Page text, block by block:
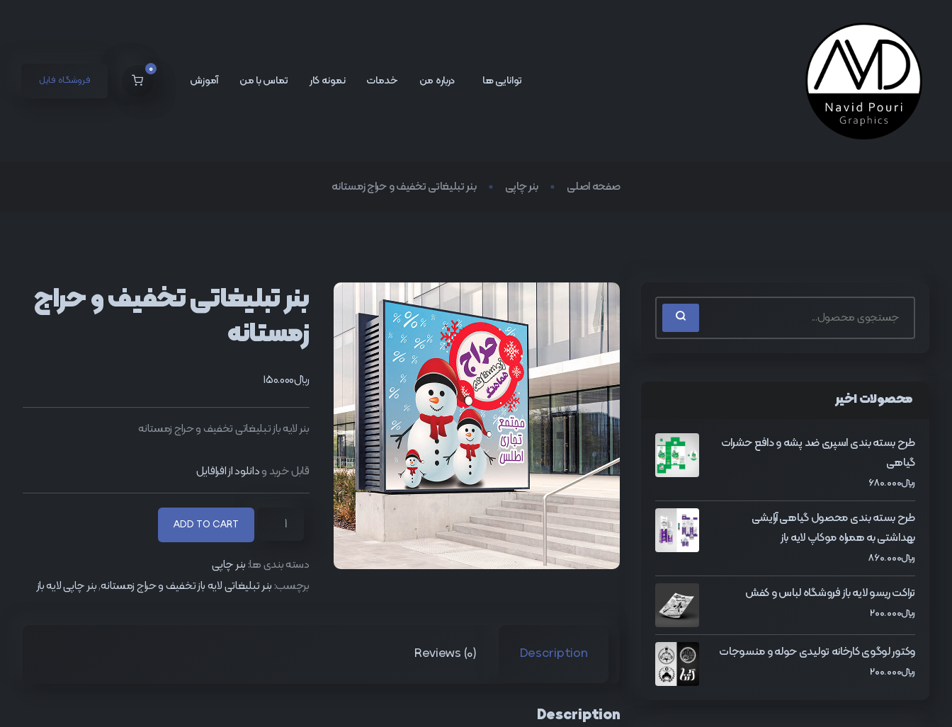
توانایی ها درباره من خدمات نمونه کار تماس با من آموزش
0
فروشگاه فایل
صفحه اصلی بنر چاپی بنر تبلیغاتی تخفیف و حراج زمستانه
محصولات اخیر
طرح بسته بندی اسپری ضد پشه و دافع حشرات
گیاهی
﷼680.000
طرح بسته بندی محصول گیاهی آرایشی
بهداشتی به همراه موکاپ لایه باز
﷼860.000
تراکت ریسو لایه باز فروشگاه لباس و کفش
﷼200.000
وکتور لوگوی کارخانه تولیدی حوله و منسوجات
﷼200.000
بنر تبلیغاتی تخفیف و حراج
زمستانه
﷼150.000
بنر لایه باز تبلیغاتی تخفیف و حراج زمستانه
قابل خرید ودانلود از افرافایل
ADD TO CART
دسته بندی ها: بنر چاپی
برچسب: بنر تبلیغاتی لایه باز تخفیف و حراج زمستانه,بنر چاپی لایه باز
Description
Reviews (0)
Description